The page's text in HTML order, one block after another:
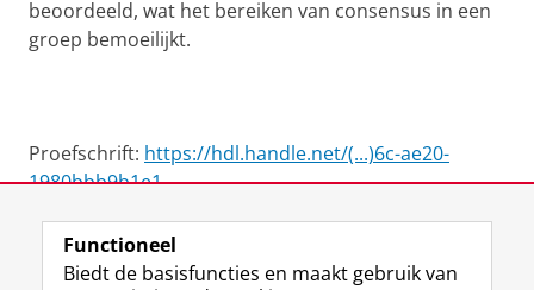
beoordeeld, wat het bereiken van consensus in een
groep bemoeilijkt.
Proefschrift: https://hdl.handle.net/(...)6c-ae20-
1980bbb9b1e1
View this page in:English
Functioneel
Biedt de basisfuncties en maakt gebruik van